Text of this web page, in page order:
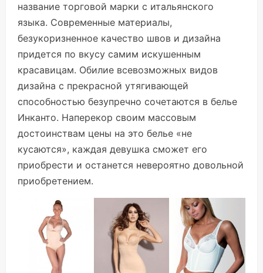
название торговой марки с итальянского
языка. Современные материалы,
безукоризненное качество швов и дизайна
придется по вкусу самим искушенным
красавицам. Обилие всевозможных видов
дизайна с прекрасной утягивающей
способностью безупречно сочетаются в белье
Инканто. Наперекор своим массовым
достоинствам цены на это белье «не
кусаются», каждая девушка сможет его
приобрести и останется невероятно довольной
приобретением.